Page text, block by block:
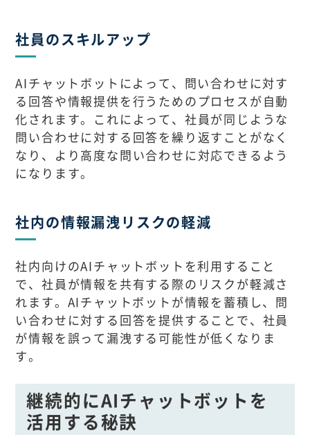
社員のスキルアップ
AIチャットボットによって、問い合わせに対す
る回答や情報提供を行うためのプロセスが自動
化されます。これによって、社員が同じような
問い合わせに対する回答を繰り返すことがなく
なり、より高度な問い合わせに対応できるよう
になります。
社内の情報漏洩リスクの軽減
社内向けのAIチャットボットを利用すること
で、社員が情報を共有する際のリスクが軽減さ
れます。AIチャットボットが情報を蓄積し、問
い合わせに対する回答を提供することで、社員
が情報を誤って漏洩する可能性が低くなりま
す。
継続的にAIチャットボットを
活用する秘訣